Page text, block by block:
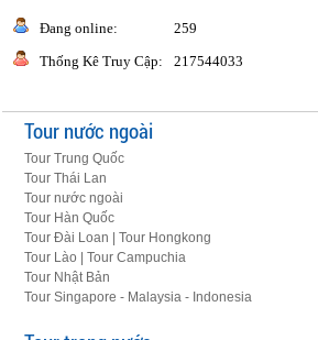
Đang online:
259
Thống Kê Truy Cập:
217544033
Tour nước ngoài
Tour Trung Quốc
Tour Thái Lan
Tour nước ngoài
Tour Hàn Quốc
Tour Đài Loan | Tour Hongkong
Tour Lào | Tour Campuchia
Tour Nhật Bản
Tour Singapore - Malaysia - Indonesia